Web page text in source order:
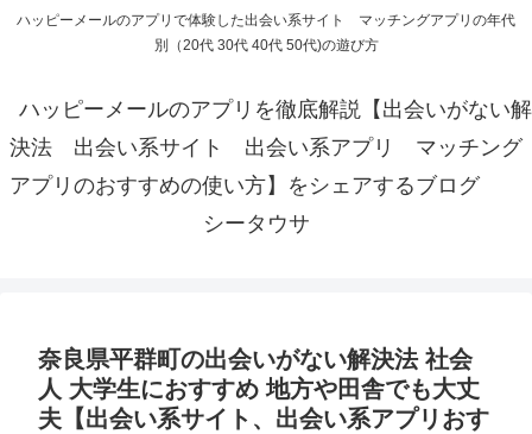
ハッピーメールのアプリで体験した出会い系サイト マッチングアプリの年代
別（20代 30代 40代 50代)の遊び方
ハッピーメールのアプリを徹底解説【出会いがない解
決法 出会い系サイト 出会い系アプリ マッチング
アプリのおすすめの使い方】をシェアするブログ
シータウサ
奈良県平群町の出会いがない解決法 社会
人 大学生におすすめ 地方や田舎でも大丈
夫【出会い系サイト、出会い系アプリおす